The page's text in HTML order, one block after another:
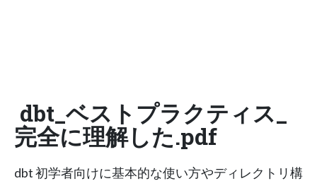
dbt_ベストプラクティス_
完全に理解した.pdf
dbt 初学者向けに基本的な使い方やディレクトリ構